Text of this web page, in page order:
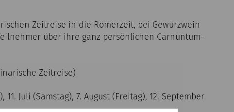
Zeitreise in die Römerzeit, bei Gewürzwein
über ihre ganz persönlichen Carnuntum-
Zeitreise)
11. Juli (Samstag), 7. August (Freitag), 12. September